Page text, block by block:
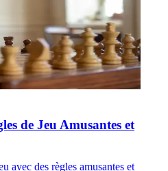
de Jeu Amusantes et
avec des règles amusantes et